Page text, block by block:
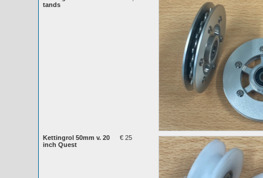
tands
Kettingrol 50mm v. 20
inch Quest
€ 25